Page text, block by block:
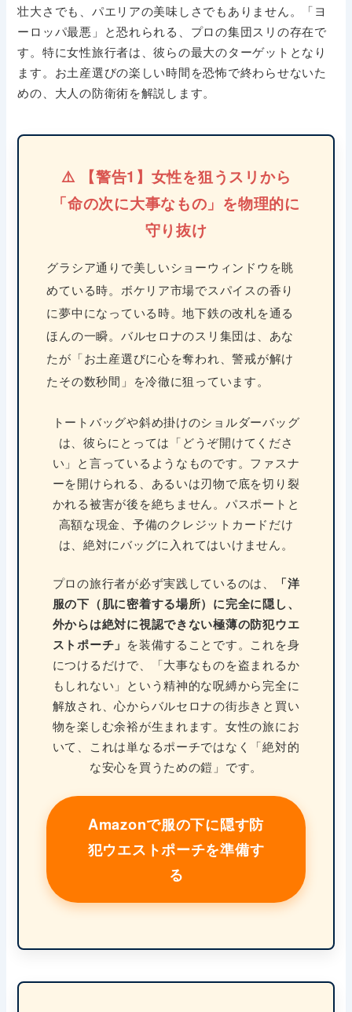
壮大さでも、パエリアの美味しさでもありません。「ヨ
ーロッパ最悪」と恐れられる、プロの集団スリの存在で
す。特に女性旅行者は、彼らの最大のターゲットとなり
ます。お土産選びの楽しい時間を恐怖で終わらせないた
めの、大人の防衛術を解説します。
⚠️ 【警告1】女性を狙うスリから
「命の次に大事なもの」を物理的に
守り抜け
グラシア通りで美しいショーウィンドウを眺
めている時。ボケリア市場でスパイスの香り
に夢中になっている時。地下鉄の改札を通る
ほんの一瞬。バルセロナのスリ集団は、あな
たが「お土産選びに心を奪われ、警戒が解け
たその数秒間」を冷徹に狙っています。
トートバッグや斜め掛けのショルダーバッグ
は、彼らにとっては「どうぞ開けてくださ
い」と言っているようなものです。ファスナ
ーを開けられる、あるいは刃物で底を切り裂
かれる被害が後を絶ちません。パスポートと
高額な現金、予備のクレジットカードだけ
は、絶対にバッグに入れてはいけません。
プロの旅行者が必ず実践しているのは、
「洋
服の下（肌に密着する場所）に完全に隠し、
外からは絶対に視認できない極薄の防犯ウエ
ストポーチ」 を装備することです。これを身
につけるだけで、「大事なものを盗まれるか
もしれない」という精神的な呪縛から完全に
解放され、心からバルセロナの街歩きと買い
物を楽しむ余裕が生まれます。女性の旅にお
いて、これは単なるポーチではなく「絶対的
な安心を買うための鎧」です。
Amazonで服の下に隠す防
犯ウエストポーチを準備す
る